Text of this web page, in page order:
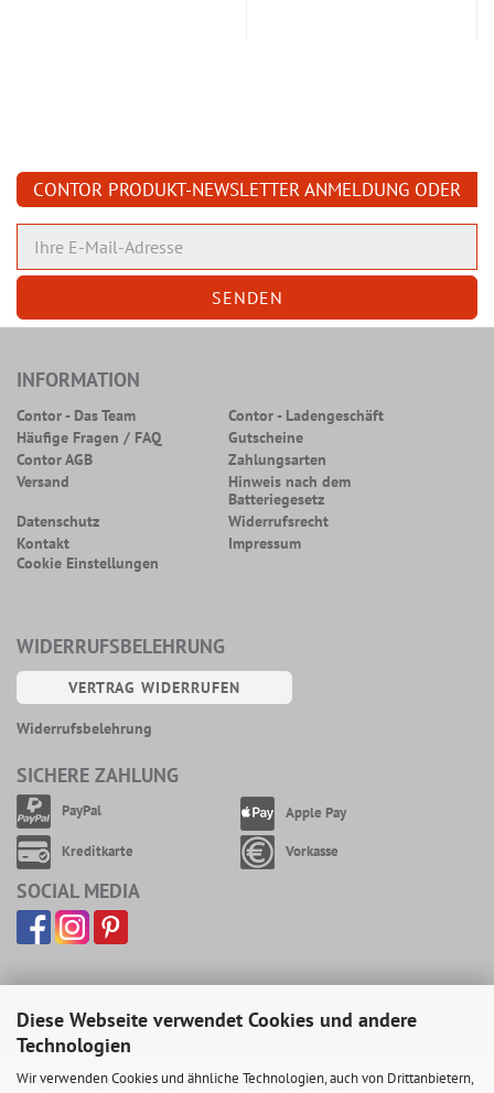
Diese Webseite verwendet Cookies und andere
Technologien
Wir verwenden Cookies und ähnliche Technologien, auch von Drittanbietern,
Perlenfischer Stempel Weihnachten: ESEL
CONTOR PRODUKT-NEWSLETTER ANMELDUNG ODER
ABMELDUNG
INFORMATION
Contor - Das Team
Contor - Ladengeschäft
Häufige Fragen / FAQ
Gutscheine
Contor AGB
Zahlungsarten
Versand
Hinweis nach dem
Batteriegesetz
Datenschutz
Widerrufsrecht
Kontakt
Impressum
Cookie Einstellungen
WIDERRUFSBELEHRUNG
VERTRAG WIDERRUFEN
Widerrufsbelehrung
SICHERE ZAHLUNG
PayPal Apple Pay
Kreditkarte Vorkasse
SOCIAL MEDIA